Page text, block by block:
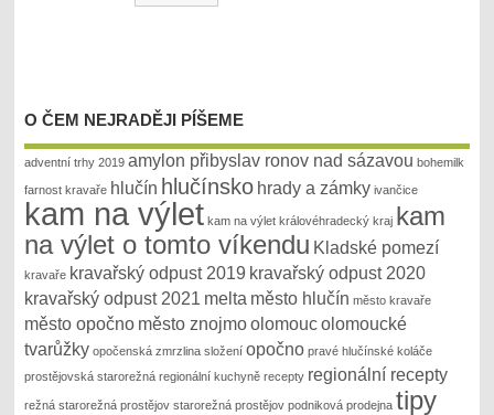
O ČEM NEJRADĚJI PÍŠEME
adventní trhy 2019 amylon přibyslav ronov nad sázavou bohemilk
farnost kravaře hlučín hlučínsko hrady a zámky ivančice
kam na výlet kam na výlet královéhradecký kraj kam
na výlet o tomto víkendu Kladské pomezí
kravaře kravařský odpust 2019 kravařský odpust 2020
kravařský odpust 2021 melta město hlučín město kravaře
město opočno město znojmoolomoucolomoucké
tvarůžky opočenská zmrzlina složení opočno pravé hlučínské koláče
prostějovská starorežná regionální kuchyně recepty regionální recepty
režná starorežná prostějov starorežná prostějov podniková prodejna tipy